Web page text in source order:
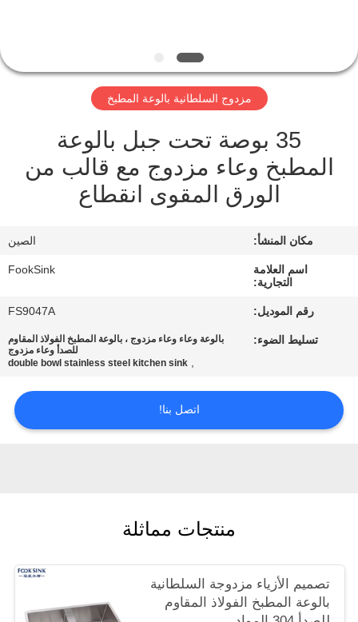
الجودة
خريطة
الموقع
PRIVACY
مزدوج السلطانية بالوعة المطبخ
35 بوصة تحت جبل بالوعة
المطبخ وعاء مزدوج مع قالب من
الورق المقوى انقطاع
مكان المنشأ: الصين
اسم العلامة
التجارية:
FookSink
رقم الموديل: FS9047A
تسليط الضوء:
بالوعة وعاء وعاء مزدوج ، بالوعة المطبخ الفولاذ المقاوم
للصدأ وعاء مزدوج
,
double bowl stainless steel kitchen sink
اتصل بنا!
منتجات مماثلة
تصميم الأزياء مزدوجة السلطانية
بالوعة المطبخ الفولاذ المقاوم